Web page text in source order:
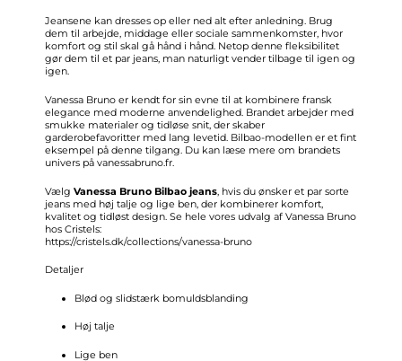
Jeansene kan dresses op eller ned alt efter anledning. Brug
dem til arbejde, middage eller sociale sammenkomster, hvor
komfort og stil skal gå hånd i hånd. Netop denne fleksibilitet
gør dem til et par jeans, man naturligt vender tilbage til igen og
igen.
Vanessa Bruno er kendt for sin evne til at kombinere fransk
elegance med moderne anvendelighed. Brandet arbejder med
smukke materialer og tidløse snit, der skaber
garderobefavoritter med lang levetid. Bilbao-modellen er et fint
eksempel på denne tilgang. Du kan læse mere om brandets
univers på vanessabruno.fr.
Vælg Vanessa Bruno Bilbao jeans , hvis du ønsker et par sorte
jeans med høj talje og lige ben, der kombinerer komfort,
kvalitet og tidløst design. Se hele vores udvalg af Vanessa Bruno
hos Cristels:
https://cristels.dk/collections/vanessa-bruno
Detaljer
Blød og slidstærk bomuldsblanding
Høj talje
Lige ben